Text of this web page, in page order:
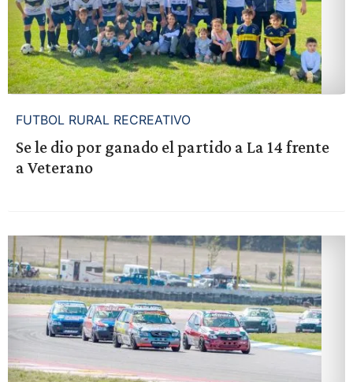
FUTBOL RURAL RECREATIVO
Se le dio por ganado el partido a La 14 frente
a Veterano